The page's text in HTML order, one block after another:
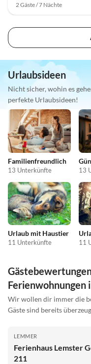
2 Gäste / 7 Nächte
Urlaubsideen
Nicht sicher, wohin es
perfekte Urlaubsideen!
Familienfreundlich
13 Unterkünfte 13
Urlaub mit Haustier
11 Unterkünfte 11
Ferienwohnungen
Wir wollen dir immer die
Gäste sind bereits
LEMMER
Ferienhaus Lemster
211